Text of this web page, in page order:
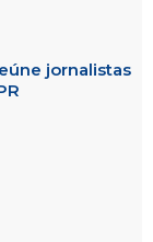
jornalistas